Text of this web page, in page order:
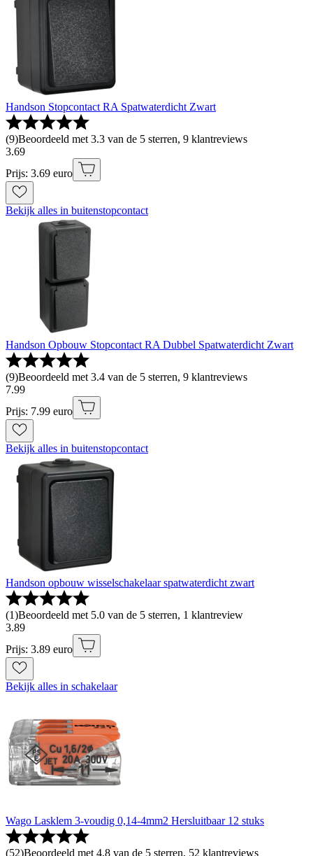
Handson Stopcontact RA Spatwaterdicht Zwart
(9)Beoordeeld met 3.3 van de 5 sterren, 9 klantreviews
3.69
Prijs: 3.69 euro
Bekijk alles in buitenstopcontact
Handson Opbouw Stopcontact RA Dubbel Spatwaterdicht Zwart
(9)Beoordeeld met 3.4 van de 5 sterren, 9 klantreviews
7.99
Prijs: 7.99 euro
Bekijk alles in buitenstopcontact
Handson opbouw wisselschakelaar spatwaterdicht zwart
(1)Beoordeeld met 5.0 van de 5 sterren, 1 klantreview
3.89
Prijs: 3.89 euro
Bekijk alles in schakelaar
Wago Lasklem 3-voudig 0,14-4mm2 Hersluitbaar 12 stuks
(52)Beoordeeld met 4.8 van de 5 sterren, 52 klantreviews